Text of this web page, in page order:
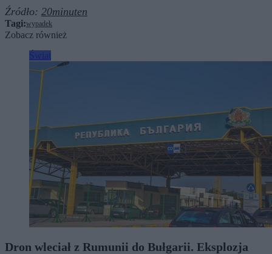
Źródło: 20minuten
Tagi:wypadek
Zobacz również
Dron wleciał z Rumunii do Bułgarii. Eksplozja